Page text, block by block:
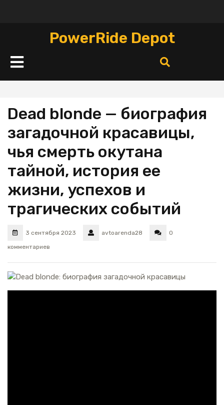
PowerRide Depot
Кнопка
Открыть
Dead blonde — биография
загадочной красавицы,
чья смерть окутана
тайной, история ее
жизни, успехов и
трагических событий
3 сентября 2023 avtoarenda28
0
комментариев